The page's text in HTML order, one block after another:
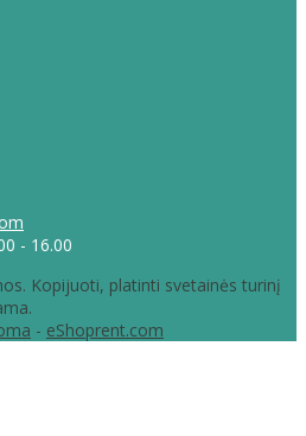
- 16.00
Kopijuoti, platinti svetainės turinį
- eShoprent.com